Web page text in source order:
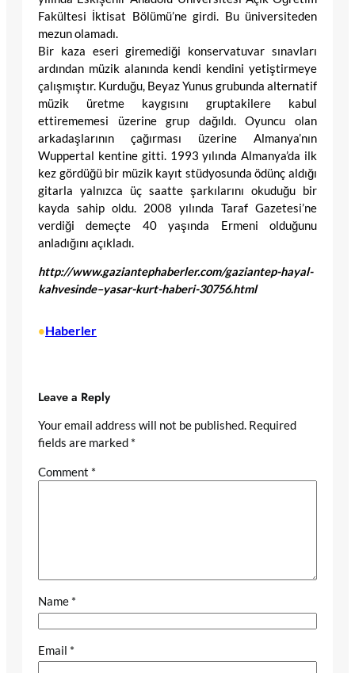
Fakültesi İktisat Bölümü’ne girdi. Bu üniversiteden
mezun olamadı.
Bir kaza eseri giremediği konservatuvar sınavları
ardından müzik alanında kendi kendini yetiştirmeye
çalışmıştır. Kurduğu, Beyaz Yunus grubunda alternatif
müzik üretme kaygısını gruptakilere kabul
ettirememesi üzerine grup dağıldı. Oyuncu olan
arkadaşlarının çağırması üzerine Almanya’nın
Wuppertal kentine gitti. 1993 yılında Almanya’da ilk
kez gördüğü bir müzik kayıt stüdyosunda ödünç aldığı
gitarla yalnızca üç saatte şarkılarını okuduğu bir
kayda sahip oldu. 2008 yılında Taraf Gazetesi’ne
verdiği demeçte 40 yaşında Ermeni olduğunu
anladığını açıkladı.
http://www.gaziantephaberler.com/gaziantep-hayal-
kahvesinde–yasar-kurt-haberi-30756.html
•Haberler
Leave a Reply
Your email address will not be published. Required
fields are marked *
Comment *
Name *
Email *